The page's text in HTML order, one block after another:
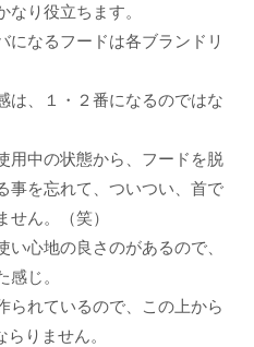
り役立ちます。
になるフードは各ブランドリ
は、１・２番になるのではな
用中の状態から、フードを脱
事を忘れて、ついつい、首で
ん。（笑）
心地の良さのがあるので、
じ。
られているので、この上から
りません。